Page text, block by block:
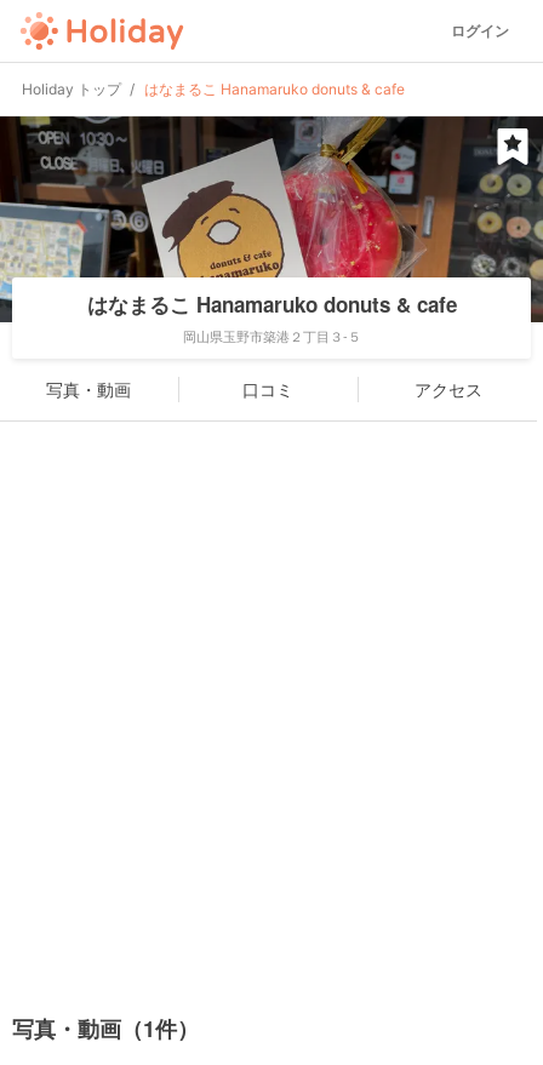
ログイン
Holiday トップ はなまるこ Hanamaruko donuts & cafe
はなまるこ Hanamaruko donuts & cafe
岡山県玉野市築港２丁目３-５
写真・動画 口コミ アクセス
写真・動画（1件）